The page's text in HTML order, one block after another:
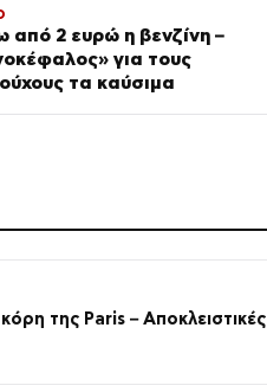
από 2 ευρώ η βενζίνη –
για τους
τα καύσιμα
της Paris – Αποκλειστικές